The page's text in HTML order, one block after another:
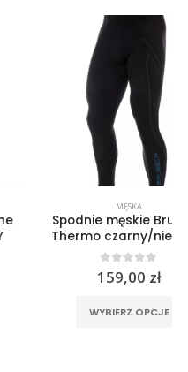
Spodnie męskie Brubeck
Thermo czarny/niebieski
out of 5
159,00 zł
WYBIERZ OPCJE